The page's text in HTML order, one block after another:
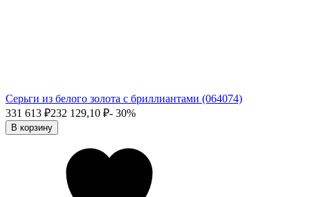
Серьги из белого золота с бриллиантами (064074)
331 613 ₽232 129,10 ₽- 30%
В корзину